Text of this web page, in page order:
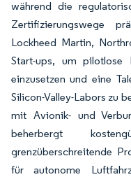
während die
Zertifizierungswege
Lockheed Martin,
Start-ups, um pilotlose
einzusetzen und eine
Silicon-Valley-Labors zu
mit Avionik- und
beherbergt
grenzüberschreitende
für autonome